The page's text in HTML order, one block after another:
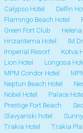
Calypso Hotel
Delfin
Flamingo Beach Hotel
Green Fort Club
Hrizantema Hotel
IM
Imperial Resort
Kotva
Lion Hotel
Longosa
MPM Condor Hotel
Neptun Beach Hotel
Nobel Hotel
Palace Hotel
Prestige Fort Beach
Slavyanski hotel
Trakia Hotel
Trakia